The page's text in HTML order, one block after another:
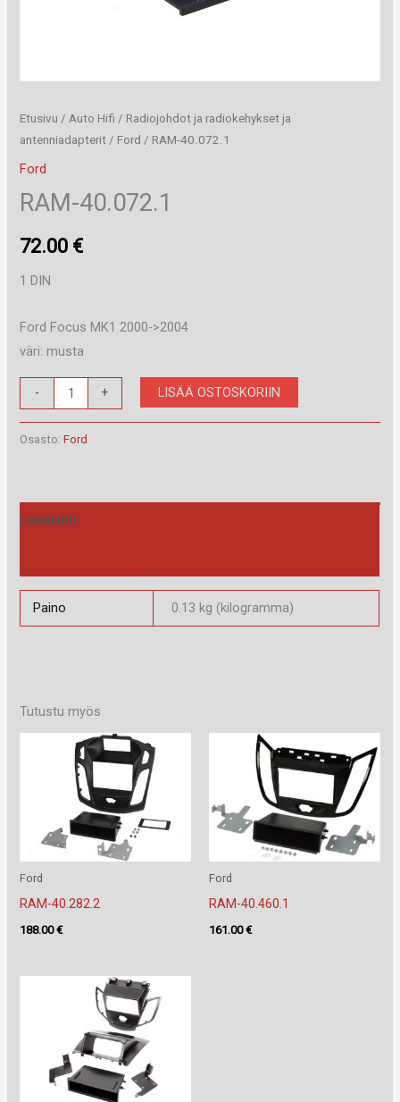
Etusivu / Auto Hifi / Radiojohdot ja radiokehykset ja
antenniadapterit / Ford / RAM-40.072.1
Ford
RAM-40.072.1
72.00 €
1 DIN
Ford Focus MK1 2000->2004
väri: musta
-
40.072.1
määrä
+ LISÄÄ OSTOSKORIIN
Osasto:Ford
Lisätiedot
Paino 0.13 kg (kilogramma)
Tutustu myös
Ford
RAM-40.282.2
188.00€
Ford
RAM-40.460.1
161.00€